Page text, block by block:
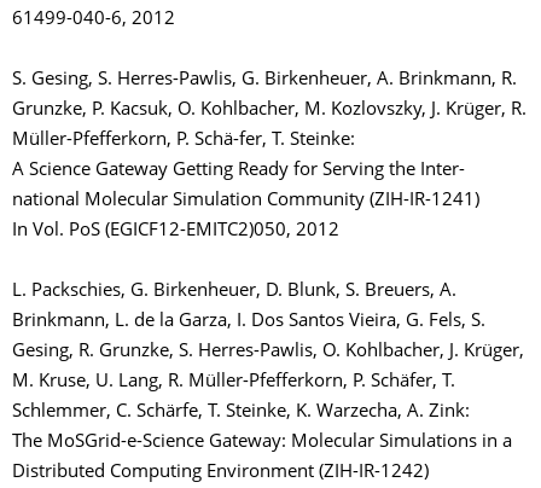
61499-040-6, 2012
S. Gesing, S. Herres-Pawlis, G. Birkenheuer, A. Brinkmann, R.
Grunzke, P. Kacsuk, O. Kohlbacher, M. Kozlovszky, J. Krüger, R.
Müller-Pfefferkorn, P. Schä-fer, T. Steinke:
A Science Gateway Getting Ready for Serving the Inter-
national Molecular Simulation Community (ZIH-IR-1241)
In Vol. PoS (EGICF12-EMITC2)050, 2012
L. Packschies, G. Birkenheuer, D. Blunk, S. Breuers, A.
Brinkmann, L. de la Garza, I. Dos Santos Vieira, G. Fels, S.
Gesing, R. Grunzke, S. Herres-Pawlis, O. Kohlbacher, J. Krüger,
M. Kruse, U. Lang, R. Müller-Pfefferkorn, P. Schäfer, T.
Schlemmer, C. Schärfe, T. Steinke, K. Warzecha, A. Zink:
The MoSGrid-e-Science Gateway: Molecular Simulations in a
Distributed Computing Environment (ZIH-IR-1242)